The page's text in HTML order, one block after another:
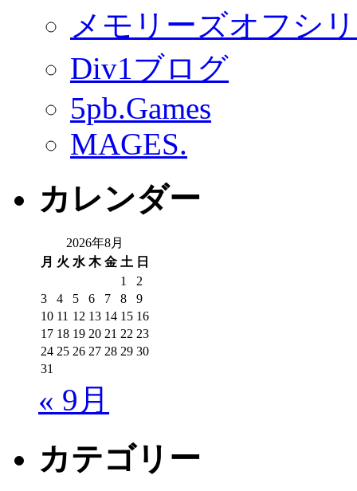
メモリーズオフシ
Div1ブログ
5pb.Games
MAGES.
カレンダー
2026年8月
月 火 水 木 金 土 日
1
2
3
4 5 6 7 8
9
10 11 12 13 14 15 16
17 18 19 20 21 22 23
24 25 26 27 28 29 30
31
« 9月
カテゴリー